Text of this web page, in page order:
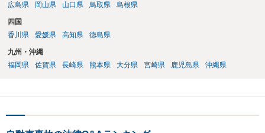
広島県
岡山県 山口県 鳥取県 島根県
四国
香川県
愛媛県 高知県 徳島県
九州・沖縄
福岡県
佐賀県 長崎県 熊本県 大分県 宮崎県 鹿児島県 沖縄県